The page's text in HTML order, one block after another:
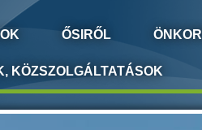
ŐSIRŐL
KÖZSZOLGÁLTATÁSOK